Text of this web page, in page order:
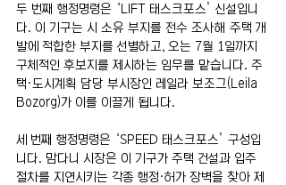
두 번째 행정명령은 ‘LIFT 태스크포스’ 신설입니
다. 이 기구는 시 소유 부지를 전수 조사해 주택 개
발에 적합한 부지를 선별하고, 오는 7월 1일까지
구체적인 후보지를 제시하는 임무를 맡습니다. 주
택·도시계획 담당 부시장인 레일라 보조그(Leila
Bozorg)가 이를 이끌게 됩니다.
세 번째 행정명령은 ‘SPEED 태스크포스’ 구성입
니다. 맘다니 시장은 이 기구가 주택 건설과 입주
절차를 지연시키는 각종 행정·허가 장벽을 찾아 제